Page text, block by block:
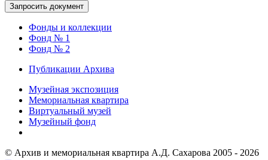
Фонды и коллекции
Фонд № 1
Фонд № 2
Публикации Архива
Музейная экспозиция
Мемориальная квартира
Виртуальный музей
Музейный фонд
© Архив и мемориальная квартира А.Д. Сахарова 2005 - 2026